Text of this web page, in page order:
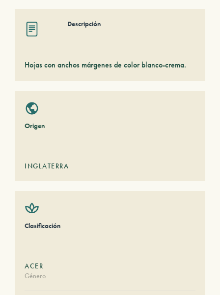
Descripción
Hojas con anchos márgenes de color blanco-crema.
Origen
INGLATERRA
Clasificación
ACER
Género